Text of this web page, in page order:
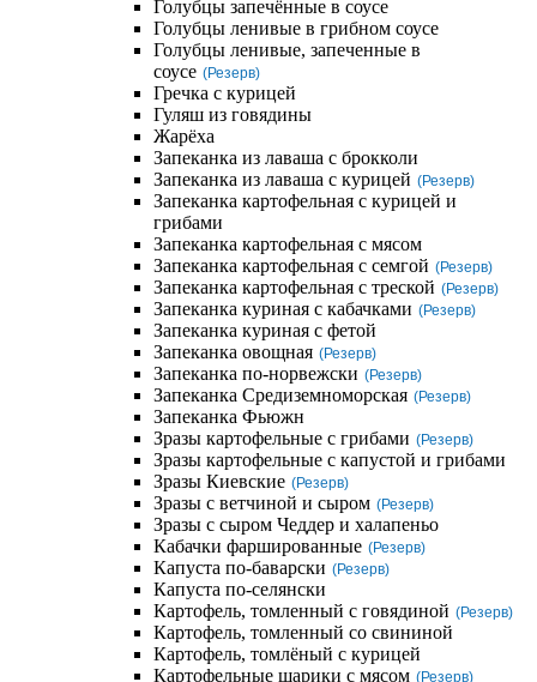
Голубцы запечённые в соусе
Голубцы ленивые в грибном соусе
Голубцы ленивые, запеченные в
соусе (Резерв)
Гречка с курицей
Гуляш из говядины
Жарёха
Запеканка из лаваша с брокколи
Запеканка из лаваша с курицей (Резерв)
Запеканка картофельная с курицей и
грибами
Запеканка картофельная с мясом
Запеканка картофельная с семгой (Резерв)
Запеканка картофельная с треской (Резерв)
Запеканка куриная с кабачками (Резерв)
Запеканка куриная с фетой
Запеканка овощная (Резерв)
Запеканка по-норвежски (Резерв)
Запеканка Средиземноморская (Резерв)
Запеканка Фьюжн
Зразы картофельные с грибами (Резерв)
Зразы картофельные с капустой и грибами
Зразы Киевские (Резерв)
Зразы с ветчиной и сыром (Резерв)
Зразы с сыром Чеддер и халапеньо
Кабачки фаршированные (Резерв)
Капуста по-баварски (Резерв)
Капуста по-селянски
Картофель, томленный с говядиной (Резерв)
Картофель, томленный со свининой
Картофель, томлёный с курицей
Картофельные шарики с мясом (Резерв)